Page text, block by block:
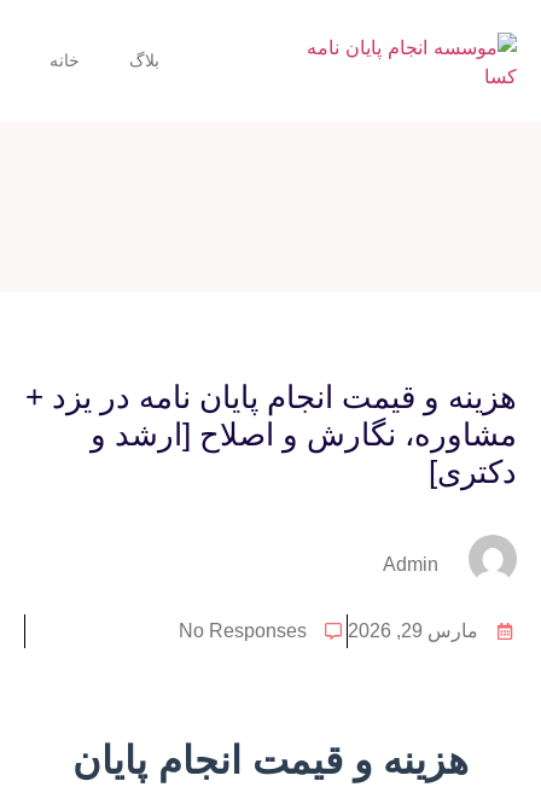
خانه بلاگ
هزینه و قیمت انجام پایان نامه در یزد +
مشاوره، نگارش و اصلاح [ارشد و
دکتری]
Admin
مارس 29, 2026 No Responses
هزینه و قیمت انجام پایان